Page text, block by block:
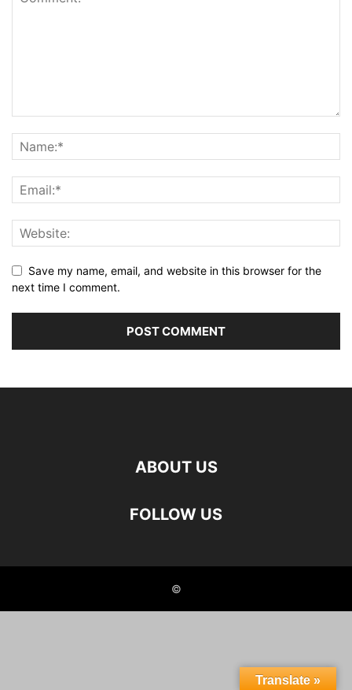
Save my name, email, and website in this browser for the
next time I comment.
ABOUT US
FOLLOW US
©
Translate »